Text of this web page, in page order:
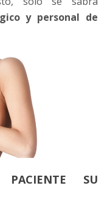
y personal de
SU